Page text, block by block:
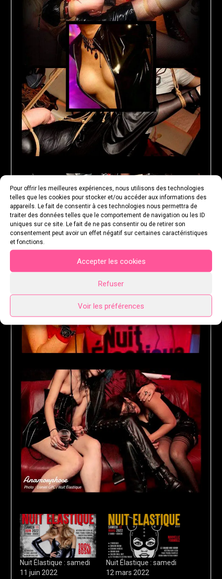
Pour offrir les meilleures expériences, nous utilisons des technologies
telles que les cookies pour stocker et/ou accéder aux informations des
appareils. Le fait de consentir à ces technologies nous permettra de
traiter des données telles que le comportement de navigation ou les ID
uniques sur ce site. Le fait de ne pas consentir ou de retirer son
consentement peut avoir un effet négatif sur certaines caractéristiques
et fonctions.
Accepter les cookies
Refuser
Voir les préférences
Nuit Élastique : samedi
11 juin 2022
Nuit Élastique : samedi
12 mars 2022